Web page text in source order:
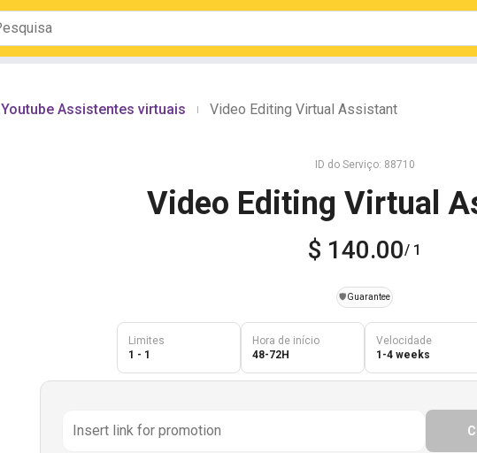
Youtube Assistentes virtuais Video Editing Virtual Assistant
ID do Serviço: 88710
Video Editing Virtual
$ 140.00/ 1
️🛡️Guarantee
Limites
1 - 1
Hora de início
48-72H
Velocidade
1-4 weeks